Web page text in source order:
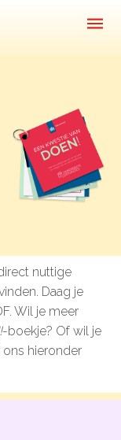
nuttige
Daag je
Wil je meer
-boekje? Of wil je
hieronder